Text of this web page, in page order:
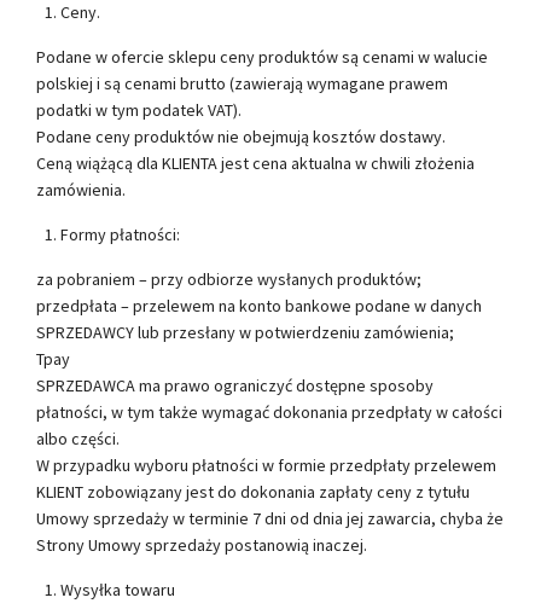
Ceny.
Podane w ofercie sklepu ceny produktów są cenami w walucie
polskiej i są cenami brutto (zawierają wymagane prawem
podatki w tym podatek VAT).
Podane ceny produktów nie obejmują kosztów dostawy.
Ceną wiążącą dla KLIENTA jest cena aktualna w chwili złożenia
zamówienia.
Formy płatności:
za pobraniem – przy odbiorze wysłanych produktów;
przedpłata – przelewem na konto bankowe podane w danych
SPRZEDAWCY lub przesłany w potwierdzeniu zamówienia;
Tpay
SPRZEDAWCA ma prawo ograniczyć dostępne sposoby
płatności, w tym także wymagać dokonania przedpłaty w całości
albo części.
W przypadku wyboru płatności w formie przedpłaty przelewem
KLIENT zobowiązany jest do dokonania zapłaty ceny z tytułu
Umowy sprzedaży w terminie 7 dni od dnia jej zawarcia, chyba że
Strony Umowy sprzedaży postanowią inaczej.
Wysyłka towaru